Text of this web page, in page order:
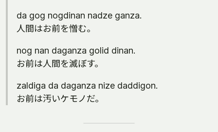
da gog nogdinan nadze ganza.
人間はお前を憎む。
nog nan daganza golid dinan.
お前は人間を滅ぼす。
zaldiga da daganza nize daddigon.
お前は汚いケモノだ。